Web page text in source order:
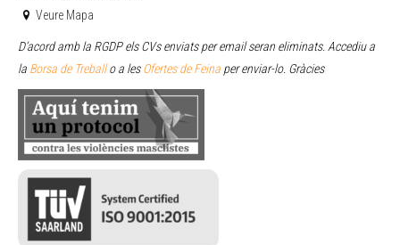
Veure Mapa
D’acord amb la RGDP els CVs enviats per email seran eliminats. Accediu a
la Borsa de Treballo a lesOfertes de Feina per enviar-lo. Gràcies